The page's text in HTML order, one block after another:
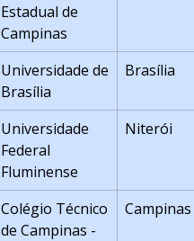
Estadual de
Campinas
Universidade de
Brasília
Brasília
Universidade
Federal
Fluminense
Niterói
Colégio Técnico
de Campinas -
Campinas